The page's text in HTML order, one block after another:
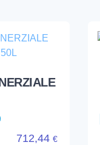
712,44 €